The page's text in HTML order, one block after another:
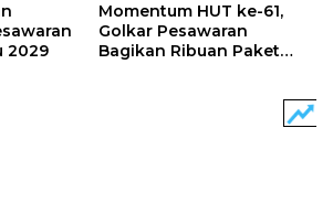
2029
Momentum HUT ke-61,
Golkar Pesawaran
Bagikan Ribuan Paket